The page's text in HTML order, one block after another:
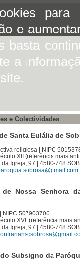
para
e
basta
a
e Colectividades
Santa Eulália de
religiosa | NIPC
XII (referência mais
da Igreja, 97 | 4580-748
de Nossa Senhora
NIPC 507903706
XVII (referência mais
da Igreja, 97 | 4580-748
Subsigno da